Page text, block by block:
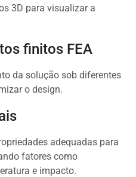
3D para visualizar a
finitos FEA
da solução sob diferentes
o design.
adequadas para
fatores como
e impacto.